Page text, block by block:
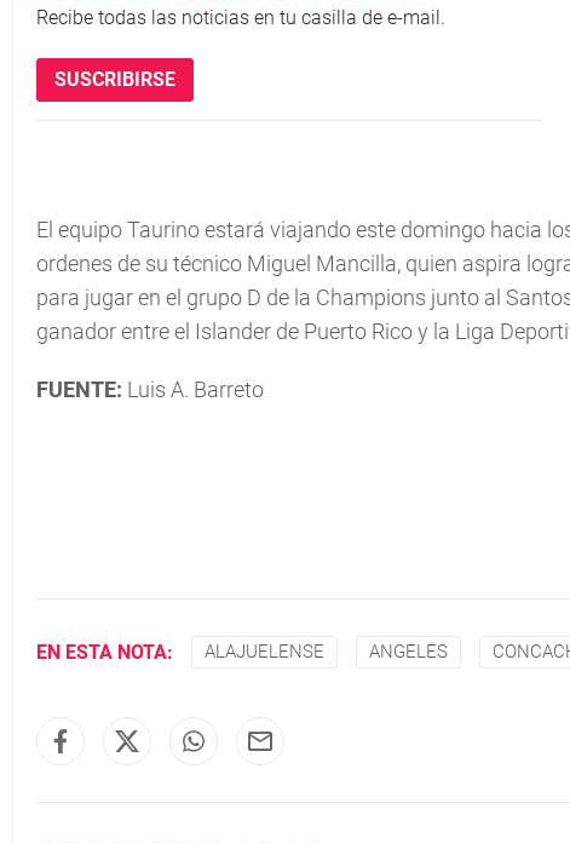
Recibe todas las noticias en tu casilla de e-mail.
SUSCRIBIRSE
El equipo Taurino estará viajando este domingo hacia
ordenes de su técnico Miguel Mancilla, quien aspira
para jugar en el grupo D de la Champions junto al
ganador entre el Islander de Puerto Rico y la Liga
FUENTE: Luis A. Barreto
EN ESTA NOTA: ALAJUELENSE ANGELES